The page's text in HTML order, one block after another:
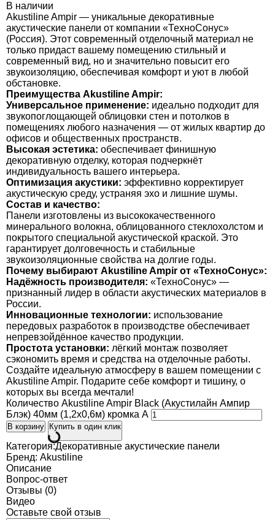
В наличии
Akustiline Ampir — уникальные декоративные
акустические панели от компании «ТехноСонус»
(Россия). Этот современный отделочный материал не
только придаст вашему помещению стильный и
современный вид, но и значительно повысит его
звукоизоляцию, обеспечивая комфорт и уют в любой
обстановке.
Преимущества Akustiline Ampir:
Универсальное применение: идеально подходит для
звукопоглощающей облицовки стен и потолков в
помещениях любого назначения — от жилых квартир до
офисов и общественных пространств.
Высокая эстетика: обеспечивает финишную
декоративную отделку, которая подчеркнёт
индивидуальность вашего интерьера.
Оптимизация акустики: эффективно корректирует
акустическую среду, устраняя эхо и лишние шумы.
Состав и качество:
Панели изготовлены из высококачественного
минерального волокна, облицованного стеклохолстом и
покрытого специальной акустической краской. Это
гарантирует долговечность и стабильные
звукоизоляционные свойства на долгие годы.
Почему выбирают Akustiline Ampir от «ТехноСонус»:
Надёжность производителя: «ТехноСонус» —
признанный лидер в области акустических материалов в
России.
Инновационные технологии: использование
передовых разработок в производстве обеспечивает
непревзойдённое качество продукции.
Простота установки: лёгкий монтаж позволяет
сэкономить время и средства на отделочные работы.
Создайте идеальную атмосферу в вашем помещении с
Akustiline Ampir. Подарите себе комфорт и тишину, о
которых вы всегда мечтали!
Количество Akustiline Ampir Black (Акустилайн Ампир
Блэк) 40мм (1,2x0,6м) кромка А
В корзину Купить в один клик
Категория:Декоративные акустические панели
Бренд: Akustiline
Описание
Вопрос-ответ
Отзывы (0)
Видео
Оставьте свой отзыв